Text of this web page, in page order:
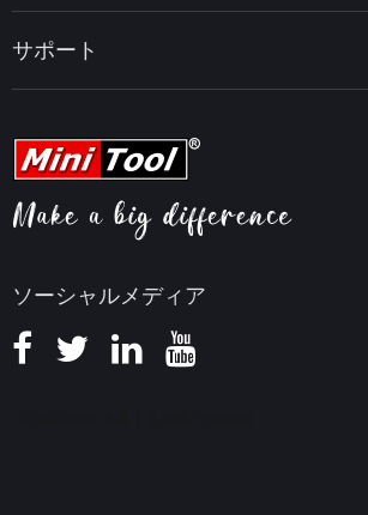
ソーシャルメディア
MiniTool MovieMaker
MiniTool uTube Downloader
PDF編集ヒント
動画編集ヒント
ビデオ変換ヒント
画面録画ヒント
知識ベース
MiniTool ニュースセンター
サポート
ヘルプ